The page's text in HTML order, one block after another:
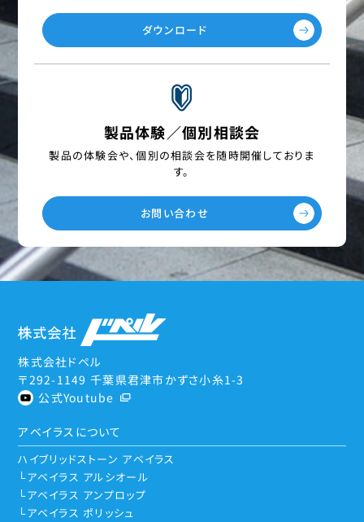
ダウンロード
製品体験／個別相談会
製品の体験会や、個別の相談会を随時開催しておりま
す。
お問い合わせ
株式会社ドペル
〒292-1149 千葉県君津市かずさ小糸1-3
公式Youtube
アベイラスについて
ハイブリッドストーン アベイラス
アベイラス アルシオール
アベイラス アンプロップ
アベイラス ポリッシュ